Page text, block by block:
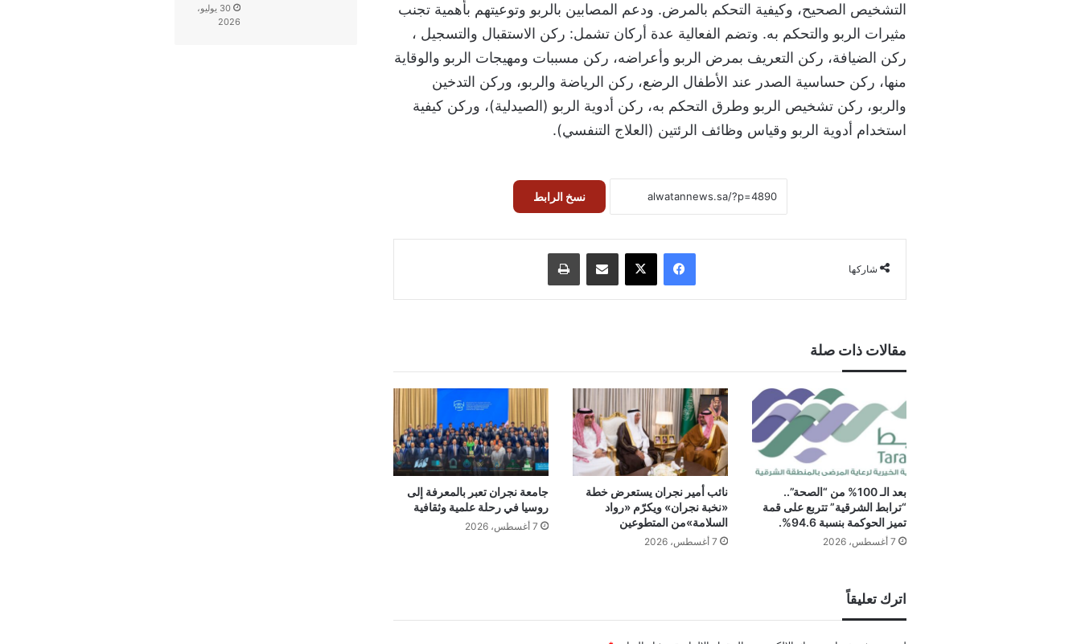
التشخيص الصحيح، وكيفية التحكم بالمرض. ودعم المصابين بالربو وتوعيتهم بأهمية تجنب
مثيرات الربو والتحكم به. وتضم الفعالية عدة أركان تشمل: ركن الاستقبال والتسجيل ،
ركن الضيافة، ركن التعريف بمرض الربو وأعراضه، ركن مسببات ومهيجات الربو والوقاية
منها، ركن حساسية الصدر عند الأطفال الرضع، ركن الرياضة والربو، وركن التدخين
والربو، ركن تشخيص الربو وطرق التحكم به، ركن أدوية الربو (الصيدلية)، وركن كيفية
استخدام أدوية الربو وقياس وظائف الرئتين (العلاج التنفسي).
نسخ الرابط
شاركها
فيسبوك ‫X مشاركة عبر البريد طباعة
مقالات ذات صلة
بعد الـ 100% من “الصحة”..
“ترابط الشرقية” تتربع على قمة
تميز الحوكمة بنسبة 94.6%.
7 أغسطس، 2026
نائب أمير نجران يستعرض خطة
«نخبة نجران» ويكرّم «رواد
السلامة»من المتطوعين
7 أغسطس، 2026
جامعة نجران تعبر بالمعرفة إلى
روسيا في رحلة علمية وثقافية
7 أغسطس، 2026
اترك تعليقاً
30 يوليو،
2026